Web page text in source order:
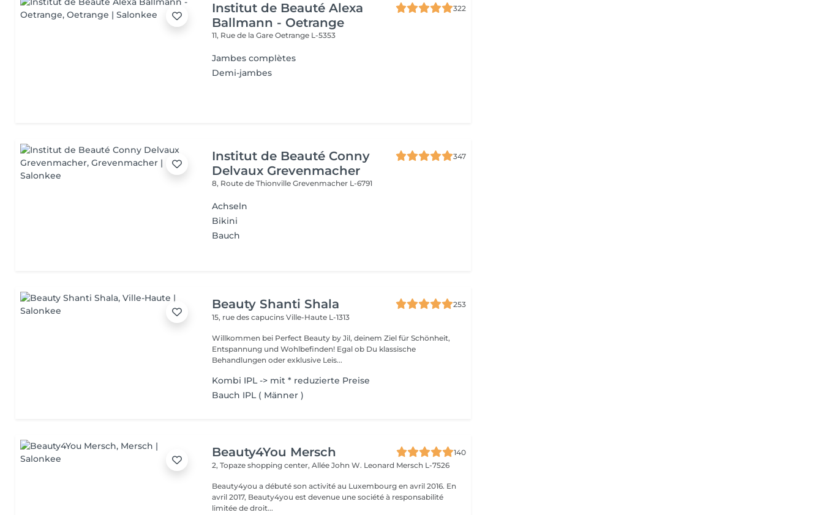
Institut de Beauté Alexa
Ballmann - Oetrange
322
11, Rue de la GareOetrange L-5353
Jambes complètes
Demi-jambes
Institut de Beauté Conny
Delvaux Grevenmacher
347
8, Route de ThionvilleGrevenmacher L-6791
Achseln
Bikini
Bauch
Beauty Shanti Shala
253
15, rue des capucinsVille-Haute L-1313
Willkommen bei Perfect Beauty by Jil, deinem Ziel für Schönheit,
Entspannung und Wohlbefinden! Egal ob Du klassische
Behandlungen oder exklusive Leis...
Kombi IPL -> mit * reduzierte Preise
Bauch IPL ( Männer )
Beauty4You Mersch
140
2, Topaze shopping center, Allée John W. Leonard Mersch L-7526
Beauty4you a débuté son activité au Luxembourg en avril 2016. En
avril 2017, Beauty4you est devenue une société à responsabilité
limitée de droit...